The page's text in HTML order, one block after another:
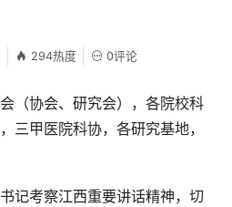
294热度 0评论
（协会、研究会），各院校科
三甲医院科协，各研究基地，
记考察江西重要讲话精神，切